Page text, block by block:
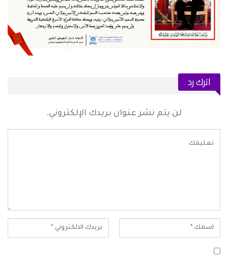
اترك رد
لن يتم نشر عنوان بريدك الإلكتروني.